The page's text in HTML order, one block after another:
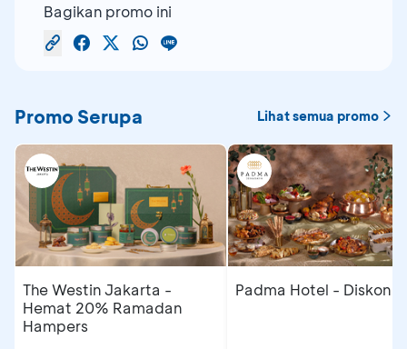
Bagikan promo ini
Promo Serupa Lihat semua promo
The Westin Jakarta -
Hemat 20% Ramadan
Hampers
Padma Hotel - Diskon